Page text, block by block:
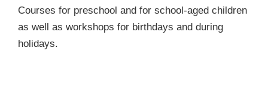
Courses for preschool and for school-aged children
as well as workshops for birthdays and during
holidays.